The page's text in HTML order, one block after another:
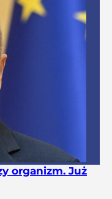
organizm. Już